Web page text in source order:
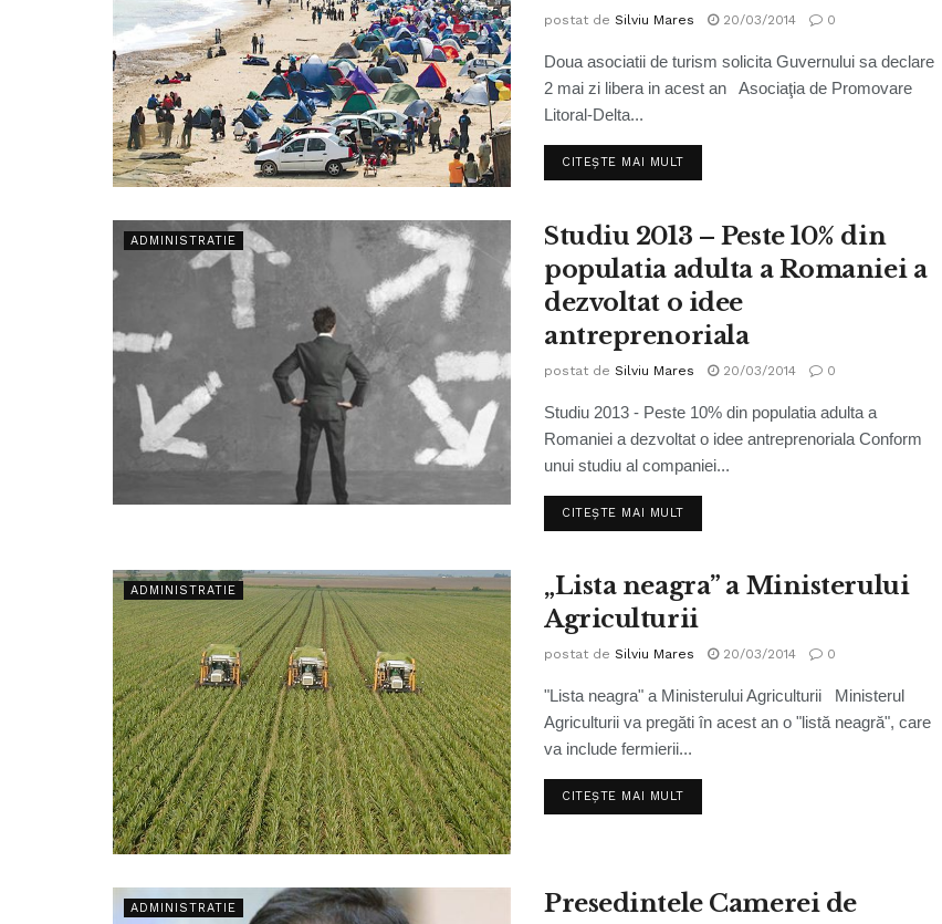
postat de Silviu Mares 20/03/2014 0
Doua asociatii de turism solicita Guvernului sa declare
2 mai zi libera in acest an Asociaţia de Promovare
Litoral-Delta...
CITEȘTE MAI MULT
ADMINISTRATIE
Studiu 2013 – Peste 10% din
populatia adulta a Romaniei a
dezvoltat o idee
antreprenoriala
postat de Silviu Mares 20/03/2014 0
Studiu 2013 - Peste 10% din populatia adulta a
Romaniei a dezvoltat o idee antreprenoriala Conform
unui studiu al companiei...
CITEȘTE MAI MULT
ADMINISTRATIE
„Lista neagra” a Ministerului
Agriculturii
postat de Silviu Mares 20/03/2014 0
"Lista neagra" a Ministerului Agriculturii Ministerul
Agriculturii va pregăti în acest an o "listă neagră", care
va include fermierii...
CITEȘTE MAI MULT
ADMINISTRATIE
Presedintele Camerei de